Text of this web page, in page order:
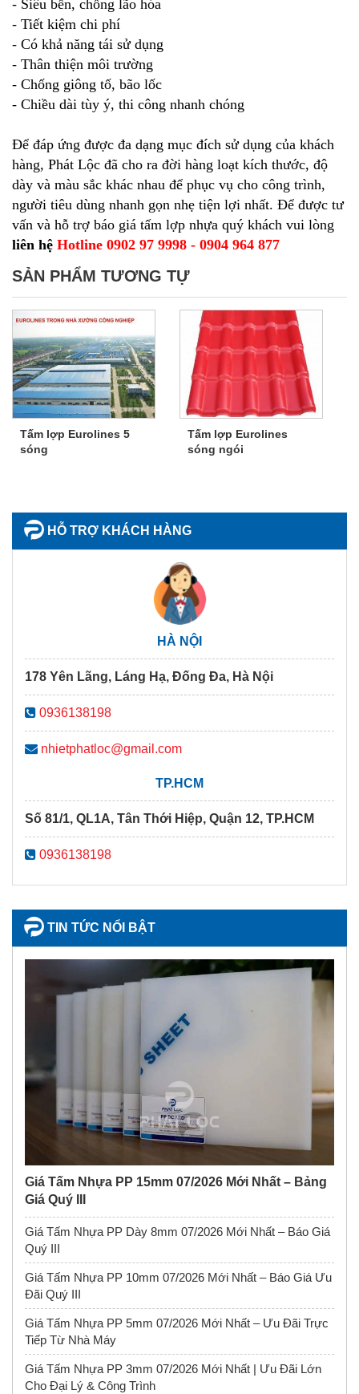
- Siêu bền, chống lão hóa
- Tiết kiệm chi phí
- Có khả năng tái sử dụng
- Thân thiện môi trường
- Chống giông tố, bão lốc
- Chiều dài tùy ý, thi công nhanh chóng
Để đáp ứng được đa dạng mục đích sử dụng của khách
hàng, Phát Lộc đã cho ra đời hàng loạt kích thước, độ
dày và màu sắc khác nhau để phục vụ cho công trình,
người tiêu dùng nhanh gọn nhẹ tiện lợi nhất. Để được tư
vấn và hỗ trợ báo giá tấm lợp nhựa quý khách vui lòng
liên hệ Hotline 0902 97 9998 - 0904 964 877
SẢN PHẨM TƯƠNG TỰ
Tấm lợp Eurolines 5
sóng
Tấm lợp Eurolines
sóng ngói
HỖ TRỢ KHÁCH HÀNG
HÀ NỘI
178 Yên Lãng, Láng Hạ, Đống Đa, Hà Nội
0936138198
nhietphatloc@gmail.com
TP.HCM
Số 81/1, QL1A, Tân Thới Hiệp, Quận 12, TP.HCM
0936138198
TIN TỨC NỔI BẬT
Giá Tấm Nhựa PP 15mm 07/2026 Mới Nhất – Bảng
Giá Quý III
Giá Tấm Nhựa PP Dày 8mm 07/2026 Mới Nhất – Báo Giá
Quý III
Giá Tấm Nhựa PP 10mm 07/2026 Mới Nhất – Báo Giá Ưu
Đãi Quý III
Giá Tấm Nhựa PP 5mm 07/2026 Mới Nhất – Ưu Đãi Trực
Tiếp Từ Nhà Máy
Giá Tấm Nhựa PP 3mm 07/2026 Mới Nhất | Ưu Đãi Lớn
Cho Đại Lý & Công Trình